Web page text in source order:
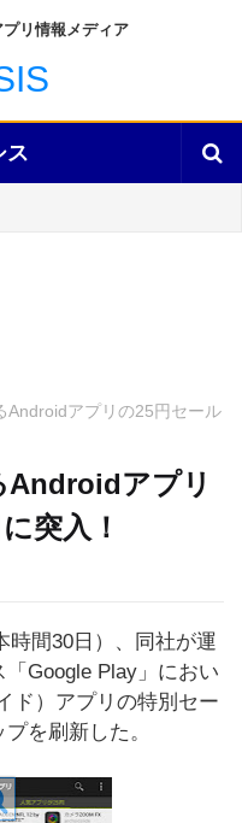
リ情報メディア
ス
Androidアプリの25円セール
アプリ
突入！
時間30日）、同社が運
Google Play」におい
ド）アプリの特別セー
を刷新した。